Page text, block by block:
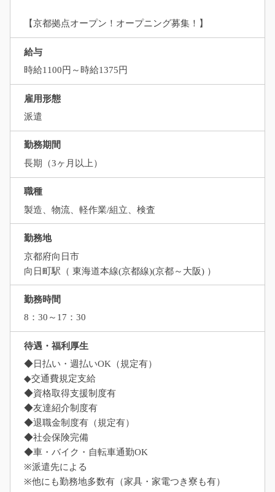
【京都拠点オープン！オープニング募集！】
給与
時給1100円～時給1375円
雇用形態
派遣
勤務期間
長期（3ヶ月以上）
職種
製造、物流、軽作業/組立、検査
勤務地
京都府向日市
向日町駅（ 東海道本線(京都線)(京都～大阪) ）
勤務時間
8：30～17：30
待遇・福利厚生
◆日払い・週払いOK（規定有）
◆交通費規定支給
◆資格取得支援制度有
◆友達紹介制度有
◆退職金制度有（規定有）
◆社会保険完備
◆車・バイク・自転車通勤OK
※派遣先による
※他にも勤務地多数有（家具・家電つき寮も有）